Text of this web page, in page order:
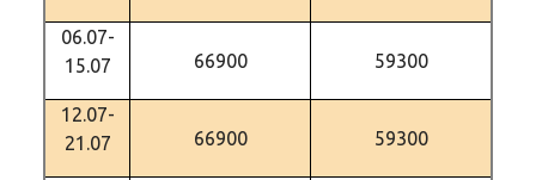
06.07-
15.07
66900 59300
12.07-
21.07
66900 59300